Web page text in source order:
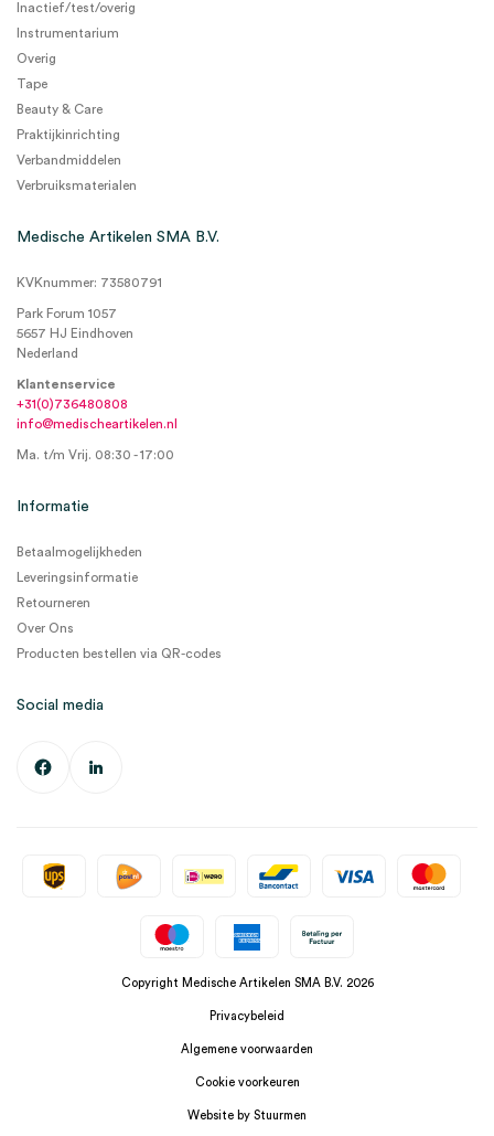
Inactief/test/overig
Instrumentarium
Overig
Tape
Beauty & Care
Praktijkinrichting
Verbandmiddelen
Verbruiksmaterialen
Medische Artikelen SMA B.V.
KVKnummer: 73580791
Park Forum 1057
5657 HJ Eindhoven
Nederland
Klantenservice
+31(0)736480808
info@medischeartikelen.nl
Ma. t/m Vrij. 08:30 - 17:00
Informatie
Betaalmogelijkheden
Leveringsinformatie
Retourneren
Over Ons
Producten bestellen via QR-codes
Social media
Copyright Medische Artikelen SMA B.V. 2026
Privacybeleid
Algemene voorwaarden
Cookie voorkeuren
Website by Stuurmen